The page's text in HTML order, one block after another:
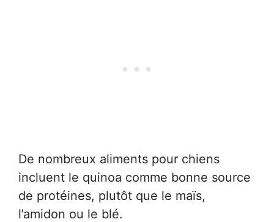
De nombreux aliments pour chiens
incluent le quinoa comme bonne source
de protéines, plutôt que le maïs,
l’amidon ou le blé.